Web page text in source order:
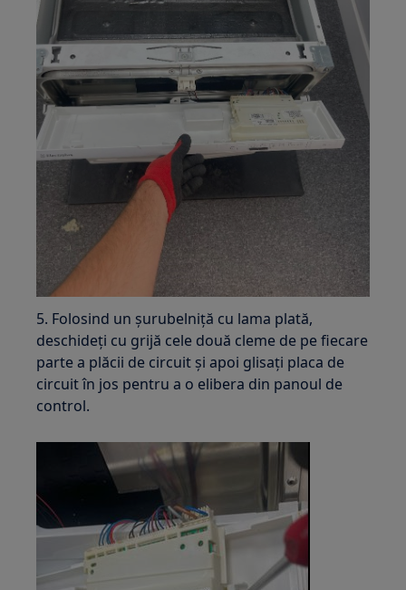
5. Folosind un șurubelniță cu lama plată,
deschideți cu grijă cele două cleme de pe fiecare
parte a plăcii de circuit și apoi glisați placa de
circuit în jos pentru a o elibera din panoul de
control.